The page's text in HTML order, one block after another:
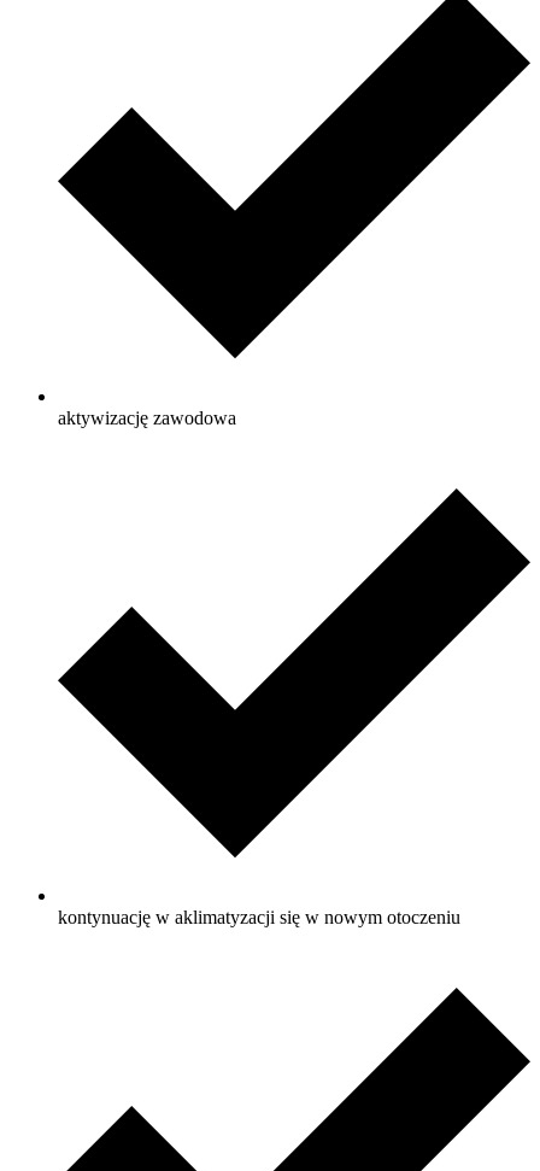
aktywizację zawodowa
kontynuację w aklimatyzacji się w nowym otoczeniu